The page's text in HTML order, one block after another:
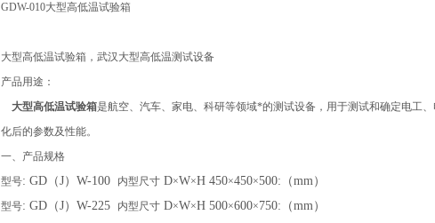
GDW-010大型高低温试验箱
大型高低温试验箱，武汉大型高低温测试设备
产品用途：
大型高低温试验箱是航空、汽车、家电、科研等领域*的测试设备，用于测试和确定电工
化后的参数及性能。
一、产品规格
型号: GD（J）W-100 内型尺寸 D×W×H 450×450×500:（mm）
型号: GD（J）W-225 内型尺寸 D×W×H 500×600×750:（mm）